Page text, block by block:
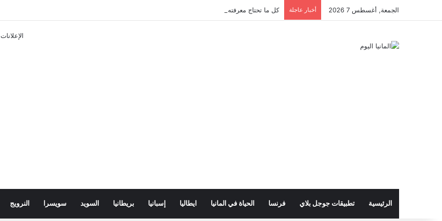
الجمعة, أغسطس 7 2026 أخبار عاجلة كل ما تحتاج معرفته عن تذاكر ووسائل النقل في باريس 2025
الإعلانات
الرئيسية تطبيقات جوجل بلاي فرنسا الحياة في المانيا ايطاليا إسبانيا بريطانيا السويد سويسرا النرويج